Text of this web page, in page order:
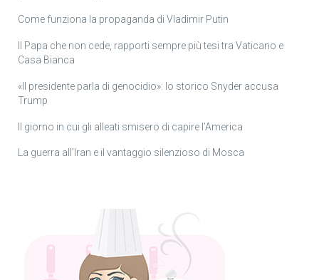
Come funziona la propaganda di Vladimir Putin
Il Papa che non cede, rapporti sempre più tesi tra Vaticano e
Casa Bianca
«Il presidente parla di genocidio»: lo storico Snyder accusa
Trump
Il giorno in cui gli alleati smisero di capire l’America
La guerra all’Iran e il vantaggio silenzioso di Mosca